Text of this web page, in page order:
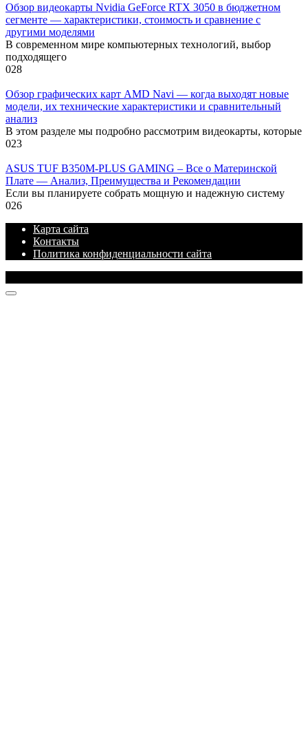
Обзор видеокарты Nvidia GeForce RTX 3050 в бюджетном
сегменте — характеристики, стоимость и сравнение с
другими моделями
В современном мире компьютерных технологий, выбор
подходящего
028
Обзор графических карт AMD Navi — когда выходят новые
модели, их технические характеристики и сравнительный
анализ
В этом разделе мы подробно рассмотрим видеокарты, которые
023
ASUS TUF B350M-PLUS GAMING – Все о Материнской
Плате — Анализ, Преимущества и Рекомендации
Если вы планируете собрать мощную и надежную систему
026
Карта сайта
Контакты
Политика конфиденциальности сайта